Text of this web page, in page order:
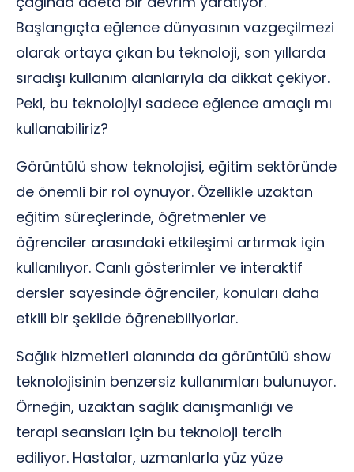
Başlangıçta eğlence dünyasının vazgeçilmezi
olarak ortaya çıkan bu teknoloji, son yıllarda
sıradışı kullanım alanlarıyla da dikkat çekiyor.
Peki, bu teknolojiyi sadece eğlence amaçlı mı
kullanabiliriz?
Görüntülü show teknolojisi, eğitim sektöründe
de önemli bir rol oynuyor. Özellikle uzaktan
eğitim süreçlerinde, öğretmenler ve
öğrenciler arasındaki etkileşimi artırmak için
kullanılıyor. Canlı gösterimler ve interaktif
dersler sayesinde öğrenciler, konuları daha
etkili bir şekilde öğrenebiliyorlar.
Sağlık hizmetleri alanında da görüntülü show
teknolojisinin benzersiz kullanımları bulunuyor.
Örneğin, uzaktan sağlık danışmanlığı ve
terapi seansları için bu teknoloji tercih
ediliyor. Hastalar, uzmanlarla yüz yüze